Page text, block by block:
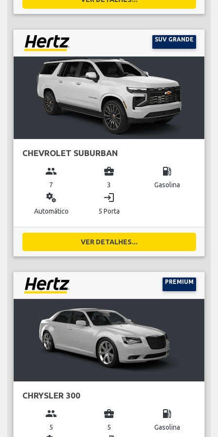
SUV GRANDE
CHEVROLET SUBURBAN
group
7
business_center
3
local_gas_station
Gasolina
miscellaneous_services
Automático
login
5 Porta
VER DETALHES...
PREMIUM
CHRYSLER 300
group
5
business_center
5
local_gas_station
Gasolina